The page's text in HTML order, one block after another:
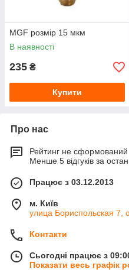
MGF розмір 15 мкм
В наявності
235 ₴
Купити
Про нас
Рейтинг не сформований
Менше 5 відгуків за
Працює з 03.12.2013
м. Київ
улица Бориспольская 7,
Контакти
Сьогодні працює з
Показати весь графік